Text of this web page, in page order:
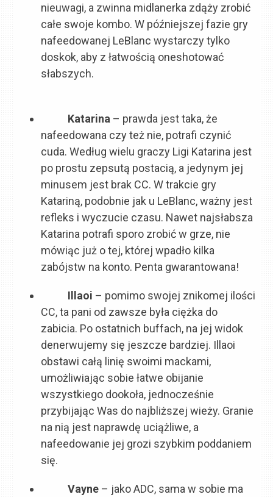
nieuwagi, a zwinna midlanerka zdąży zrobić
całe swoje kombo. W późniejszej fazie gry
nafeedowanej LeBlanc wystarczy tylko
doskok, aby z łatwością oneshotować
słabszych.
Katarina – prawda jest taka, że
nafeedowana czy też nie, potrafi czynić
cuda. Według wielu graczy Ligi Katarina jest
po prostu zepsutą postacią, a jedynym jej
minusem jest brak CC. W trakcie gry
Katariną, podobnie jak u LeBlanc, ważny jest
refleks i wyczucie czasu. Nawet najsłabsza
Katarina potrafi sporo zrobić w grze, nie
mówiąc już o tej, której wpadło kilka
zabójstw na konto. Penta gwarantowana!
Illaoi – pomimo swojej znikomej ilości
CC, ta pani od zawsze była ciężka do
zabicia. Po ostatnich buffach, na jej widok
denerwujemy się jeszcze bardziej. Illaoi
obstawi całą linię swoimi mackami,
umożliwiając sobie łatwe obijanie
wszystkiego dookoła, jednocześnie
przybijając Was do najbliższej wieży. Granie
na nią jest naprawdę uciążliwe, a
nafeedowanie jej grozi szybkim poddaniem
się.
Vayne – jako ADC, sama w sobie ma